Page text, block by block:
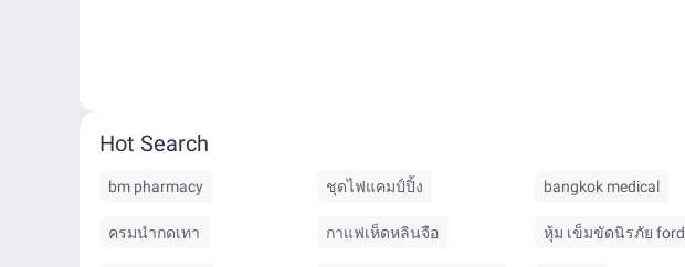
Hot Search
bm pharmacy ชุดไฟแคมป์ปิ้ง bangkok medical
ครมนำกดเทา กาแฟเห็ดหลินจือ หุ้ม เข็มขัดนิรภัย ford